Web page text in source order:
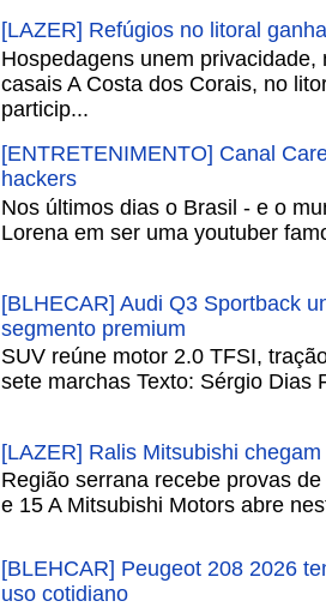
[LAZER] Refúgios no litoral
Hospedagens unem
casais A Costa dos Corais, no
particip...
[ENTRETENIMENTO] Canal
hackers
Nos últimos dias o Brasil - e o
Lorena em ser uma youtuber
[BLHECAR] Audi Q3 Sportback
segmento premium
SUV reúne motor 2.0 TFSI,
sete marchas Texto: Sérgio Dias
[LAZER] Ralis Mitsubishi
Região serrana recebe provas
e 15 A Mitsubishi Motors abre
[BLEHCAR] Peugeot 208 2026
uso cotidiano